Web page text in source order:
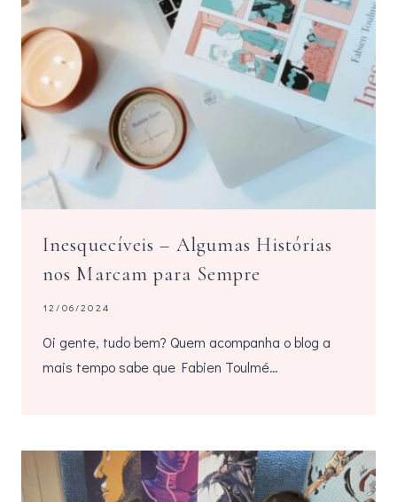
Inesquecíveis – Algumas Histórias
nos Marcam para Sempre
12/06/2024
Oi gente, tudo bem? Quem acompanha o blog a
mais tempo sabe que Fabien Toulmé…